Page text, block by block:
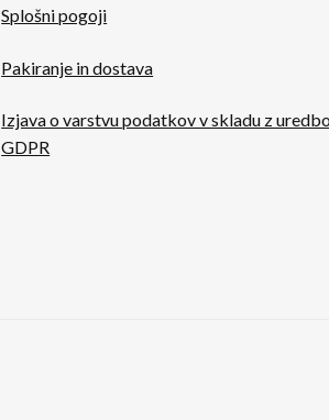
Splošni pogoji
Pakiranje in dostava
Izjava o varstvu podatkov v skladu z
GDPR